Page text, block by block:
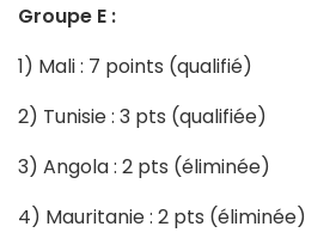
Groupe E :
1) Mali : 7 points (qualifié)
2) Tunisie : 3 pts (qualifiée)
3) Angola : 2 pts (éliminée)
4) Mauritanie : 2 pts (éliminée)